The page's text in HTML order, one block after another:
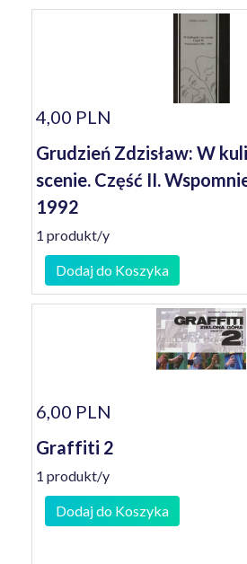
4,00 PLN
Grudzień Zdzisław: W
scenie. Część II.
1992
1 produkt/y
Dodaj do Koszyka
6,00 PLN
Graffiti 2
1 produkt/y
Dodaj do Koszyka